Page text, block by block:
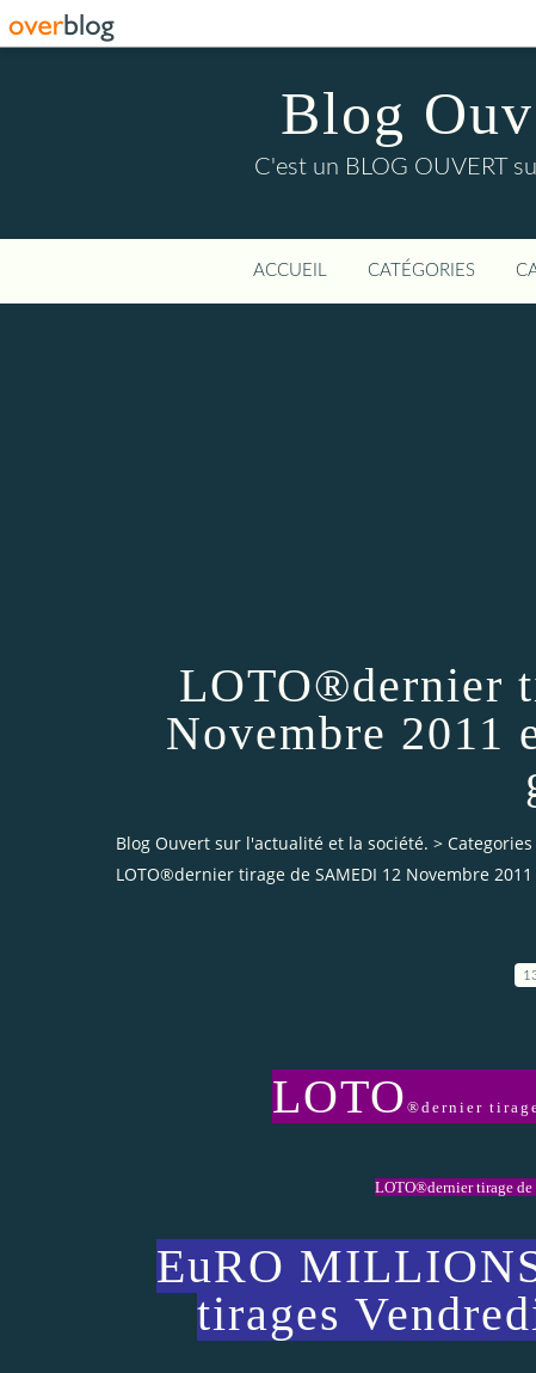
Blog
C'est un BLOG OUVERT
ACCUEIL CATÉGORIES
LOTO®dernier
Novembre 2011
Blog Ouvert sur l'actualité et la société. > Categories
LOTO®dernier tirage de SAMEDI 12 Novembre
LOTO ®dernier
LOTO®dernier tirage
EuRO
tirages